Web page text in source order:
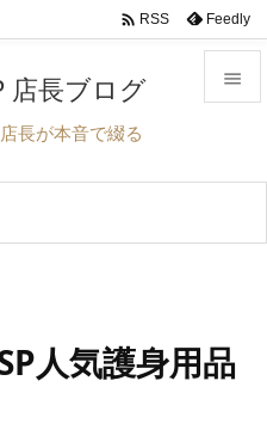


次へ

 RSS Feedly
店長ブログ
長が本音で綴る
人気護身用品